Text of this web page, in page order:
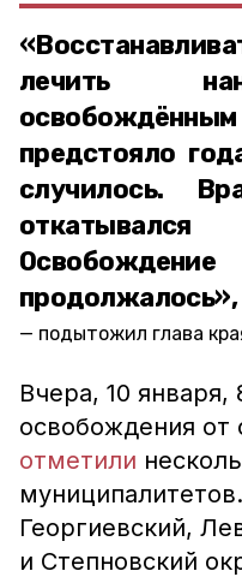
лечить
предстояло
случилось.
откатывался
продолжалось»,
подытожил глава
Вчера, 10 января,
освобождения от
отметили
Георгиевский,
и Степновский